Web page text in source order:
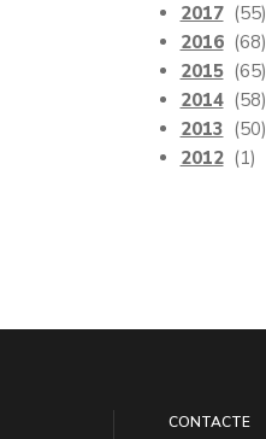
2017 (55)
2016 (68)
2015 (65)
2014 (58)
2013 (50)
2012 (1)
CONTACTE